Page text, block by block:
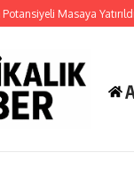
Masaya Yatırıldı